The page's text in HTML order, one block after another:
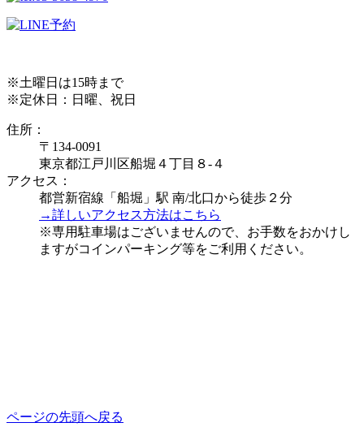
※土曜日は15時まで
※定休日：日曜、祝日
住所：
〒134-0091
東京都江戸川区船堀４丁目８-４
アクセス：
都営新宿線「船堀」駅 南/北口から徒歩２分
→詳しいアクセス方法はこちら
※専用駐車場はございませんので、お手数をおかけし
ますがコインパーキング等をご利用ください。
ページの先頭へ戻る